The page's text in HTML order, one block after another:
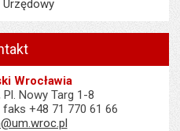
Urzędowy
Wrocławia
Pl. Nowy Targ 1-8
+48 71 770 61 66